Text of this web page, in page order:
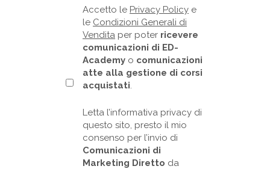
Accetto le Privacy Policy e
le Condizioni Generali di
Vendita per poter ricevere
comunicazioni di ED-
Academy o comunicazioni
atte alla gestione di corsi
acquistati.
Letta l’informativa privacy di
questo sito, presto il mio
consenso per l’invio di
Comunicazioni di
Marketing Diretto da